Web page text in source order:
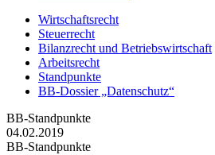
Wirtschaftsrecht
Steuerrecht
Bilanzrecht und Betriebswirtschaft
Arbeitsrecht
Standpunkte
BB-Dossier „Datenschutz“
BB-Standpunkte
04.02.2019
BB-Standpunkte